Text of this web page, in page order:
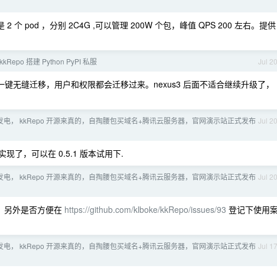
2 个 pod ，分别 2C4G ,可以管理 200W 个包，峰值 QPS 200 左右。提供
Jul 20
搭建 Python PyPI 私服
无缝迁移，用户和权限都会迁移过来。nexus3 后面不适合继续升级了，
Jul 20
电， kkRepo 开源来真的，自掏腰包买域名+腾讯云服务器，官网演示站正式发布
现了，可以在 0.5.1 版本试用下.
Jul 20
电， kkRepo 开源来真的，自掏腰包买域名+腾讯云服务器，官网演示站正式发布
另外是否方便在 https://github.com/klboke/kkRepo/issues/93 登记下使用
Jul 17
电， kkRepo 开源来真的，自掏腰包买域名+腾讯云服务器，官网演示站正式发布